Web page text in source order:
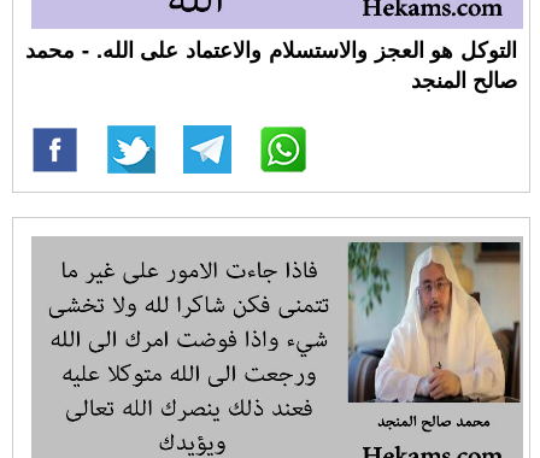
التوكل هو العجز والاستسلام والاعتماد على الله. - محمد
صالح المنجد